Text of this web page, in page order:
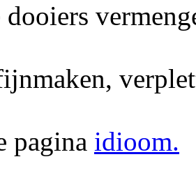
dooiers
pagina idioom.